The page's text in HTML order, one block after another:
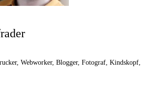
Webworker, Blogger, Fotograf, Kindskopf,